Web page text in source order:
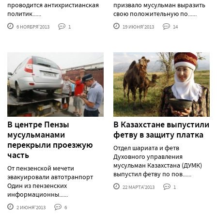
проводится антихристианская
политик......
6 НОЯБРЯ'2013 1
призвало мусульман выразить
свою положительную по......
19 ИЮНЯ'2013 14
В центре Пензы
мусульманами
перекрыли проезжую
часть
От пензенской мечети
эвакуировали автотранпорт
Один из пензенских
информационны......
2 ИЮНЯ'2013 6
В Казахстане выпустили
фетву в защиту платка
Отдел шариата и фетв
Духовного управления
мусульман Казахстана (ДУМК)
выпустил фетву по пов......
22 МАРТА'2013 1